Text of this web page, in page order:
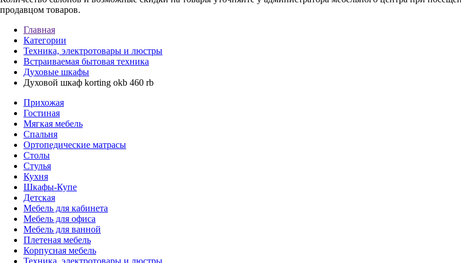
продавцом товаров.
Главная
Категории
Техника, электротовары и люстры
Встраиваемая бытовая техника
Духовые шкафы
Духовой шкаф korting okb 460 rb
Прихожая
Гостиная
Мягкая мебель
Спальня
Ортопедические матрасы
Столы
Стулья
Кухня
Шкафы-Купе
Детская
Мебель для кабинета
Мебель для офиса
Мебель для ванной
Плетеная мебель
Корпусная мебель
Техника, электротовары и люстры